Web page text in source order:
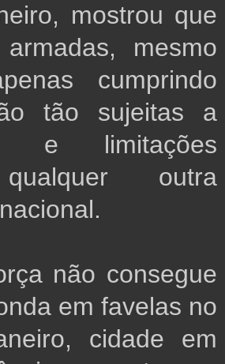
mostrou que
mesmo
cumprindo
tão sujeitas a
e limitações
outra
não consegue
em favelas no
cidade em